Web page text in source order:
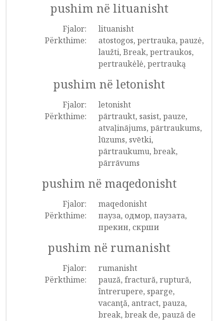
pushim në lituanisht
Fjalor:
lituanisht
Përkthime:
atostogos, pertrauka, pauzė,
laužti, Break, pertraukos,
pertraukėlė, pertrauką
pushim në letonisht
Fjalor:
letonisht
Përkthime:
pārtraukt, sasist, pauze,
atvaļinājums, pārtraukums,
lūzums, svētki,
pārtraukumu, break,
pārrāvums
pushim në maqedonisht
Fjalor:
maqedonisht
Përkthime:
пауза, одмор, паузата,
прекин, скрши
pushim në rumanisht
Fjalor:
rumanisht
Përkthime:
pauză, fractură, ruptură,
întrerupere, sparge,
vacanţă, antract, pauza,
break, break de, pauză de